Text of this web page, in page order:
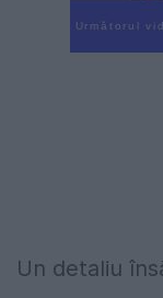
Următorul
Un detaliu